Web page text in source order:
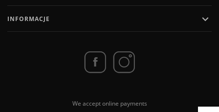
INFORMACJE 
We accept online payments